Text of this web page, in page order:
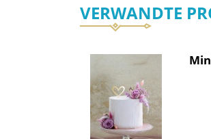
VERWANDTE